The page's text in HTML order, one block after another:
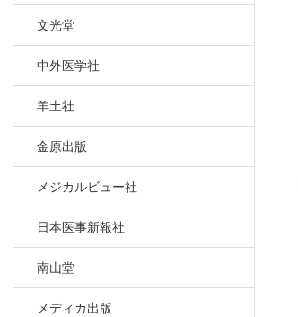
文光堂
中外医学社
羊土社
金原出版
メジカルビュー社
日本医事新報社
南山堂
メディカ出版